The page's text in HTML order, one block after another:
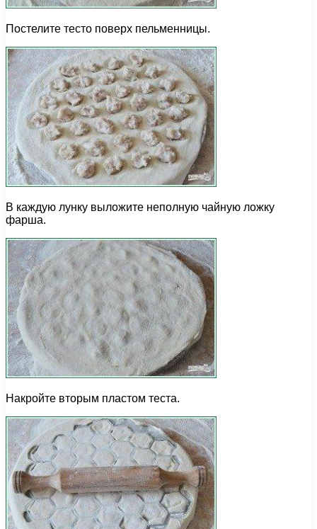
Постелите тесто поверх пельменницы.
В каждую лунку выложите неполную чайную ложку
фарша.
Накройте вторым пластом теста.